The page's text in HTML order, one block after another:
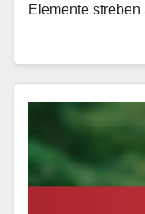
Elemente